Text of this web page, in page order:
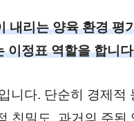
내리는 양육 환경 평
이정표 역할을 합니
니다. 단순히 경제적
친밀도, 과거의 주된